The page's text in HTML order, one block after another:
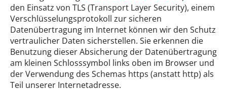
den Einsatz von TLS (Transport Layer Security), einem
Verschlüsselungsprotokoll zur sicheren
Datenübertragung im Internet können wir den Schutz
vertraulicher Daten sicherstellen. Sie erkennen die
Benutzung dieser Absicherung der Datenübertragung
am kleinen Schlosssymbol links oben im Browser und
der Verwendung des Schemas https (anstatt http) als
Teil unserer Internetadresse.